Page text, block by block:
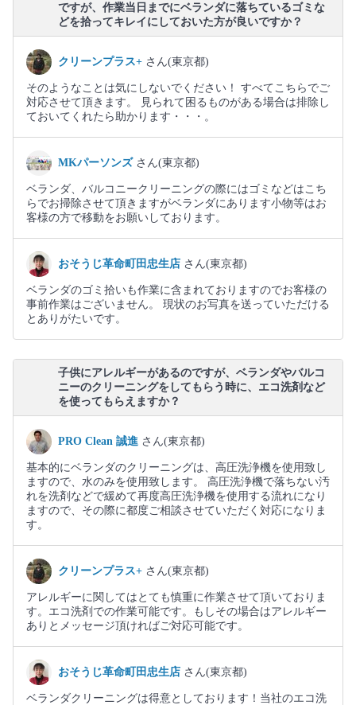
ですが、作業当日までにベランダに落ちているゴミな
どを拾ってキレイにしておいた方が良いですか？
クリーンプラス+ さん(東京都)
そのようなことは気にしないでください！ すべてこちらでご
対応させて頂きます。 見られて困るものがある場合は排除し
ておいてくれたら助かります・・・。
MKパーソンズ さん(東京都)
ベランダ、バルコニークリーニングの際にはゴミなどはこち
らでお掃除させて頂きますがベランダにあります小物等はお
客様の方で移動をお願いしております。
おそうじ革命町田忠生店 さん(東京都)
ベランダのゴミ拾いも作業に含まれておりますのでお客様の
事前作業はございません。 現状のお写真を送っていただける
とありがたいです。
子供にアレルギーがあるのですが、ベランダやバルコ
ニーのクリーニングをしてもらう時に、エコ洗剤など
を使ってもらえますか？
PRO Clean 誠進 さん(東京都)
基本的にベランダのクリーニングは、高圧洗浄機を使用致し
ますので、水のみを使用致します。 高圧洗浄機で落ちない汚
れを洗剤などで緩めて再度高圧洗浄機を使用する流れになり
ますので、その際に都度ご相談させていただく対応になりま
す。
クリーンプラス+ さん(東京都)
アレルギーに関してはとても慎重に作業させて頂いておりま
す。エコ洗剤での作業可能です。もしその場合はアレルギー
ありとメッセージ頂ければご対応可能です。
おそうじ革命町田忠生店 さん(東京都)
ベランダクリーニングは得意としております！当社のエコ洗